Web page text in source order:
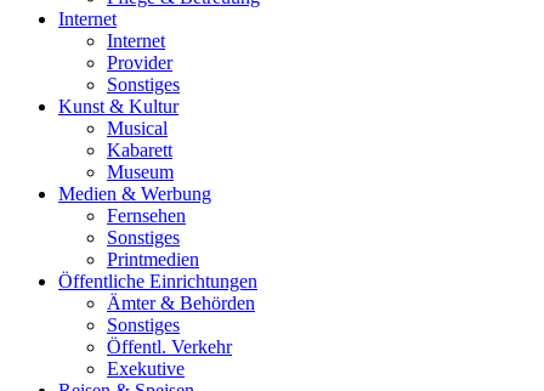
Internet
Internet
Provider
Sonstiges
Kunst & Kultur
Musical
Kabarett
Museum
Medien & Werbung
Fernsehen
Sonstiges
Printmedien
Öffentliche Einrichtungen
Ämter & Behörden
Sonstiges
Öffentl. Verkehr
Exekutive